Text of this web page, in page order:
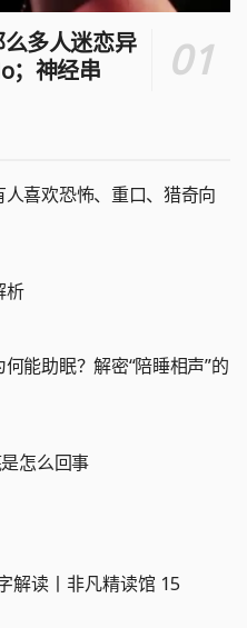
多人迷恋异
；神经串
喜欢恐怖、重口、猎奇向
析
能助眠？解密“陪睡相声”的
怎么回事
解读丨非凡精读馆 15